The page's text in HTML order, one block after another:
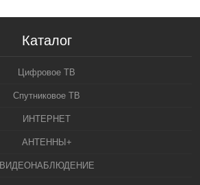
Каталог
Цифровое ТВ
Спутниковое ТВ
ИНТЕРНЕТ
АНТЕННЫ+
ВИДЕОНАБЛЮДЕНИЕ